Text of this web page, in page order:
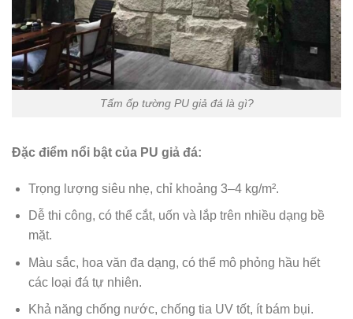
Tấm ốp tường PU giả đá là gì?
Đặc điểm nổi bật của PU giả đá:
Trọng lượng siêu nhẹ, chỉ khoảng 3–4 kg/m².
Dễ thi công, có thể cắt, uốn và lắp trên nhiều dạng bề
mặt.
Màu sắc, hoa văn đa dạng, có thể mô phỏng hầu hết
các loại đá tự nhiên.
Khả năng chống nước, chống tia UV tốt, ít bám bụi.